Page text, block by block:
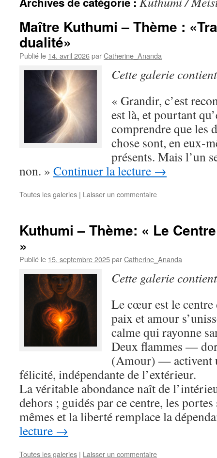
Maître Kuthumi – Thème :
dualité»
Publié le 14. avril 2026parCatherine_Ananda
Cette galerie
« Grandir, c’est
est là, et pourtant
comprendre que les
chose sont, en eux-
présents. Mais l’un
non. » Continuer la lecture →
Toutes les galeries | Laisser un commentaire
Kuthumi – Thème: « Le
»
Publié le 15. septembre 2025parCatherine_Ananda
Cette galerie
Le cœur est le centre
paix et amour
calme qui rayonne
Deux flammes —
(Amour) — activent
félicité, indépendante de l’extérieur.
La véritable abondance naît de
dehors ; guidés par ce centre, les portes
mêmes et la liberté remplace la
lecture →
Toutes les galeries | Laisser un commentaire